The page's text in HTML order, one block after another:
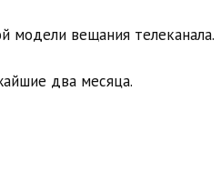
модели вещания телеканала.
два месяца.